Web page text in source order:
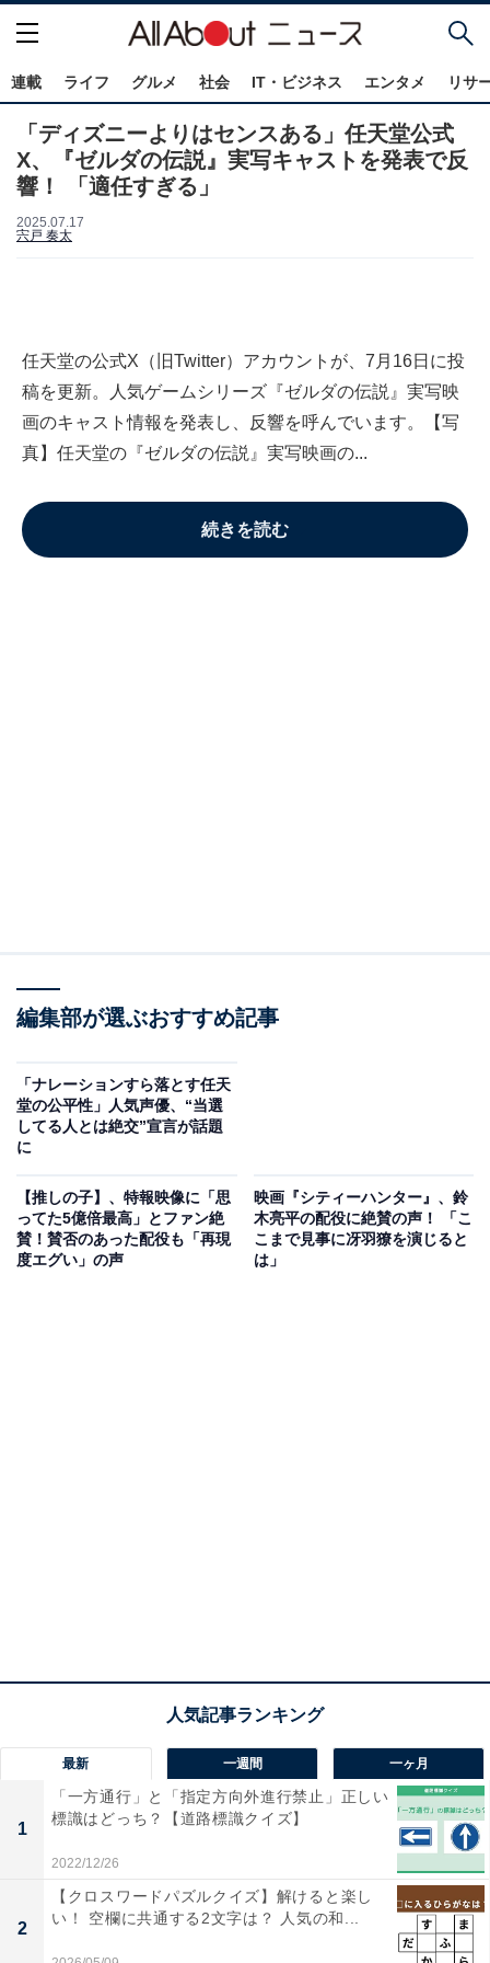
連載 ライフ グルメ 社会 IT・ビジネス エンタメ リサ
「ディズニーよりはセンスある」任天堂公式
X、『ゼルダの伝説』実写キャストを発表で反
響！ 「適任すぎる」
2025.07.17
宍戸 奏太
任天堂の公式X（旧Twitter）アカウントが、7月16日に投
稿を更新。人気ゲームシリーズ『ゼルダの伝説』実写映
画のキャスト情報を発表し、反響を呼んでいます。【写
真】任天堂の『ゼルダの伝説』実写映画の...
続きを読む
編集部が選ぶおすすめ記事
「ナレーションすら落とす任天
堂の公平性」人気声優、“当選
してる人とは絶交”宣言が話題
に
【推しの子】、特報映像に「思
ってた5億倍最高」とファン絶
賛！賛否のあった配役も「再現
度エグい」の声
映画『シティーハンター』、鈴
木亮平の配役に絶賛の声！ 「こ
こまで見事に冴羽獠を演じると
は」
最新 一週間 一ヶ月
1
「一方通行」と「指定方向外進行禁止」正しい
標識はどっち？【道路標識クイズ】
2022/12/26
2
【クロスワードパズルクイズ】解けると楽し
い！ 空欄に共通する2文字は？ 人気の和...